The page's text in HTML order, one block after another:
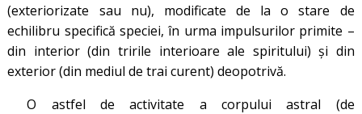
(exteriorizate sau nu), modificate de la o stare de
echilibru specifică speciei, în urma impulsurilor primite –
din interior (din tririle interioare ale spiritului) şi din
exterior (din mediul de trai curent) deopotrivă.
O astfel de activitate a corpului astral (de